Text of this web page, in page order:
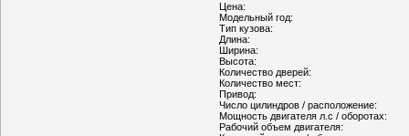
Цена:
Модельный год:
Тип кузова:
Длина:
Ширина:
Высота:
Количество дверей:
Количество мест:
Привод:
Число цилиндров / расположение:
Мощность двигателя л.с / оборотах:
Рабочий объем двигателя: